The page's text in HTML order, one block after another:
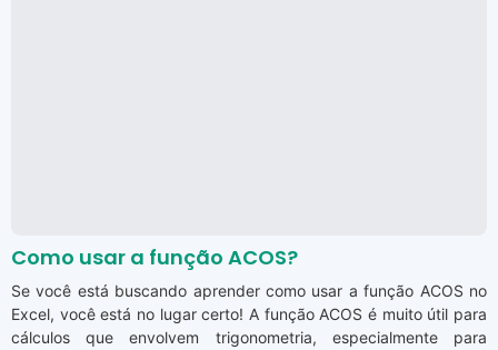
Como usar a função ACOS?
Se você está buscando aprender como usar a função ACOS no
Excel, você está no lugar certo! A função ACOS é muito útil para
cálculos que envolvem trigonometria, especialmente para